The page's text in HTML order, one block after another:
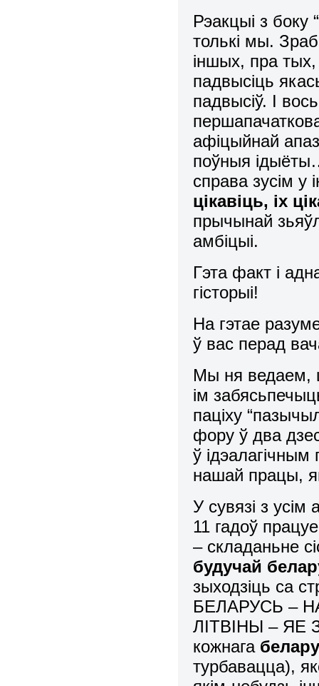
Рэакцыі з боку
толькі мы.
іншых, пра
падвысіць
падвысіў. І
афіцыйнай
поўныя
справа зусім
цікавіць, іх
прычынай
амбіцыі.
Гэта факт і
гісторыі!
На гэтае
ў вас перад
Мы ня ведаем,
ім
паціху
фору ў два
ў
нашай працы,
У сувязі з
11 гадоў
– складаньне
будучай
зыходзіць са
БЕЛАРУСЬ –
ЛІТВІНЫ – ЯЕ
кожнага
турбавацца),